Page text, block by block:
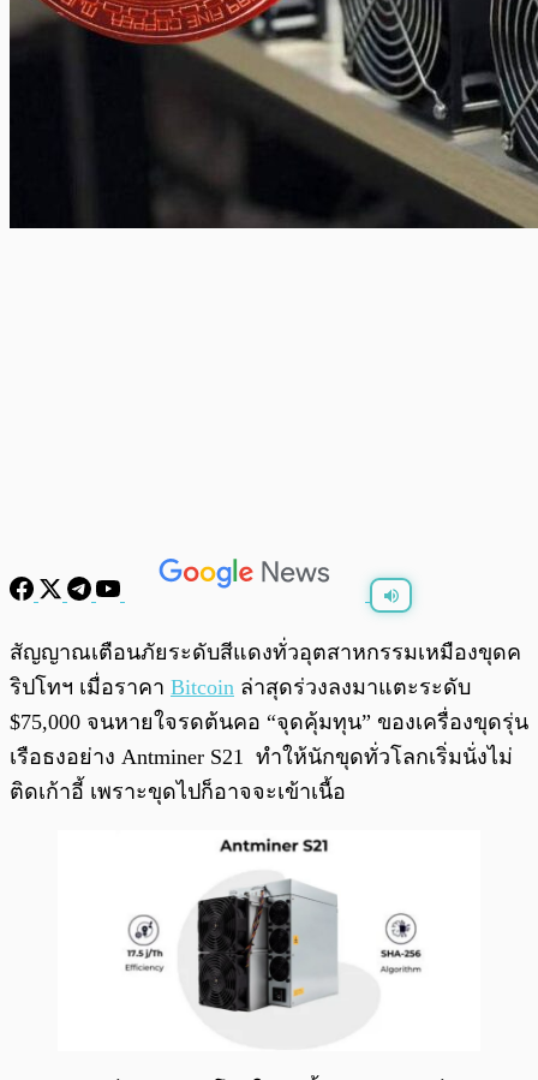
พร้อมเล่น /
สัญญาณเตือนภัยระดับสีแดงทั่วอุตสาหกรรมเหมืองขุดค
ริปโทฯ เมื่อราคา Bitcoin ล่าสุดร่วงลงมาแตะระดับ
$75,000 จนหายใจรดต้นคอ “จุดคุ้มทุน” ของเครื่องขุดรุ่น
เรือธงอย่าง Antminer S21 ทำให้นักขุดทั่วโลกเริ่มนั่งไม่
ติดเก้าอี้ เพราะขุดไปก็อาจจะเข้าเนื้อ